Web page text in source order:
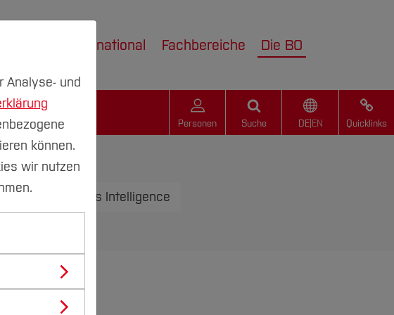
International Fachbereiche Die BO
Personen Suche DE| EN Quicklinks
& Business Intelligence
Analyse- und
können.
wir nutzen